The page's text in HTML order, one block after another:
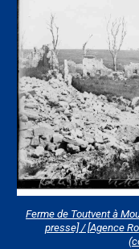
Ferme de Toutvent à
presse] / [Agence